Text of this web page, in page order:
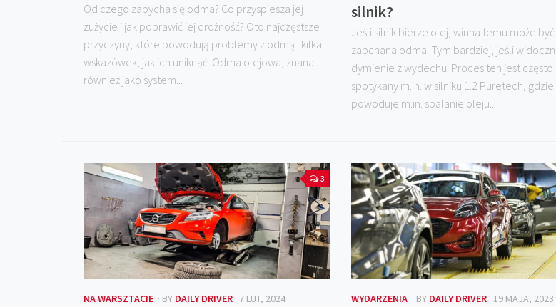
Od czego zapycha się odma? Co przyspiesza jej
zużycie i jak poprawić jej drożność? Oto najczęstsze
przyczyny, które powodują problemy z odmą i kilka
wskazówek, jak ich uniknąć. Odma olejowa, znana
również jako system...
silnik?
Jeśli silnik bierze olej, winna temu może być
zapchana odma. Tym bardziej, jeśli
dymienie z wydechu. Proces ten jest często
spotykany m.in. w silniku 1.2 Puretech,
powoduje m.in. spalanie oleju...
3
NA WARSZTACIE · BY DAILY DRIVER · 7 LUT, 2024 WYDARZENIA · BY DAILY DRIVER · 19 MAJA, 2023